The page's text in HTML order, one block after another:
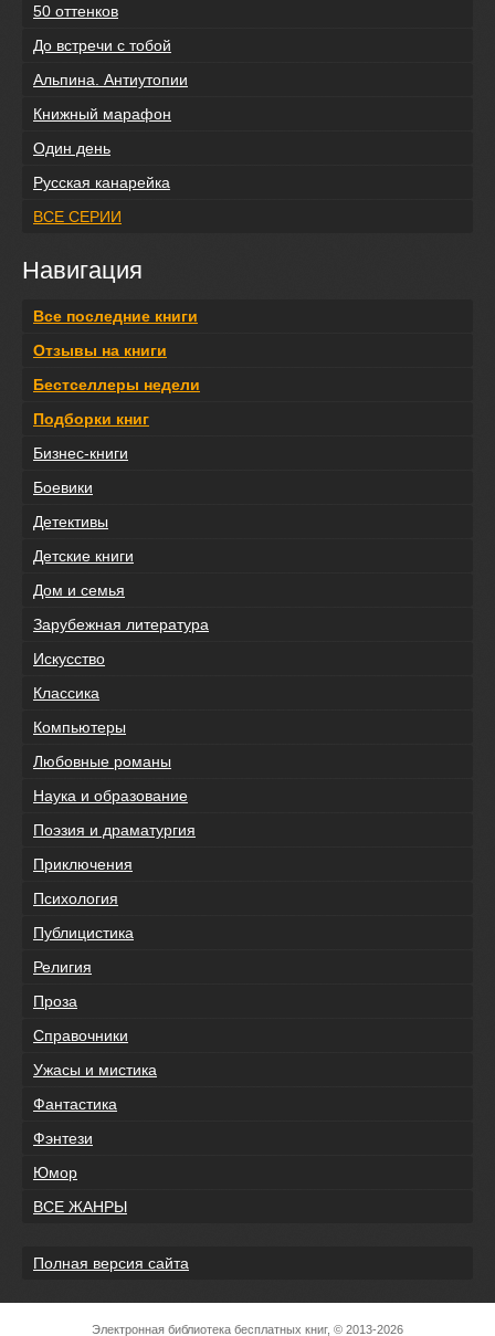
50 оттенков
До встречи с тобой
Альпина. Антиутопии
Книжный марафон
Один день
Русская канарейка
ВСЕ СЕРИИ
Навигация
Все последние книги
Отзывы на книги
Бестселлеры недели
Подборки книг
Бизнес-книги
Боевики
Детективы
Детские книги
Дом и семья
Зарубежная литература
Искусство
Классика
Компьютеры
Любовные романы
Наука и образование
Поэзия и драматургия
Приключения
Психология
Публицистика
Религия
Проза
Справочники
Ужасы и мистика
Фантастика
Фэнтези
Юмор
ВСЕ ЖАНРЫ
Полная версия сайта
Электронная библиотека бесплатных книг, © 2013-2026